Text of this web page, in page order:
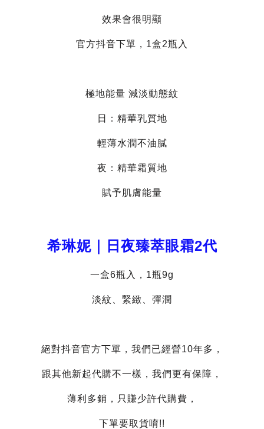
效果會很明顯
官方抖音下單，1盒2瓶入
極地能量 減淡動態紋
日：精華乳質地
輕薄水潤不油膩
夜：精華霜質地
賦予肌膚能量
希琳妮｜日夜臻萃眼霜2代
一盒6瓶入，1瓶9g
淡紋、緊緻、彈潤
絕對抖音官方下單，我們已經營10年多，
跟其他新起代購不一樣，我們更有保障，
薄利多銷，只賺少許代購費，
下單要取貨唷!!